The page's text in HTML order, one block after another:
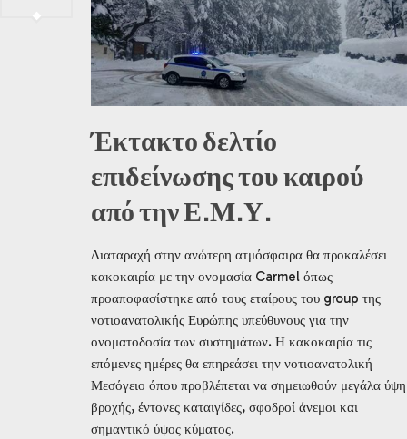
Έκτακτο δελτίο
επιδείνωσης του καιρού
από την Ε.Μ.Υ.
Διαταραχή στην ανώτερη ατμόσφαιρα θα προκαλέσει
κακοκαιρία με την ονομασία Carmel όπως
προαποφασίστηκε από τους εταίρους του group της
νοτιοανατολικής Ευρώπης υπεύθυνους για την
ονοματοδοσία των συστημάτων. Η κακοκαιρία τις
επόμενες ημέρες θα επηρεάσει την νοτιοανατολική
Μεσόγειο όπου προβλέπεται να σημειωθούν μεγάλα ύψη
βροχής, έντονες καταιγίδες, σφοδροί άνεμοι και
σημαντικό ύψος κύματος.